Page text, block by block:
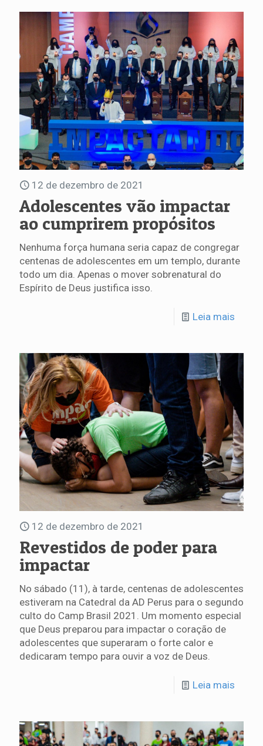
12 de dezembro de 2021
Adolescentes vão impactar
ao cumprirem propósitos
Nenhuma força humana seria capaz de congregar
centenas de adolescentes em um templo, durante
todo um dia. Apenas o mover sobrenatural do
Espírito de Deus justifica isso.
Leia mais
12 de dezembro de 2021
Revestidos de poder para
impactar
No sábado (11), à tarde, centenas de adolescentes
estiveram na Catedral da AD Perus para o segundo
culto do Camp Brasil 2021. Um momento especial
que Deus preparou para impactar o coração de
adolescentes que superaram o forte calor e
dedicaram tempo para ouvir a voz de Deus.
Leia mais